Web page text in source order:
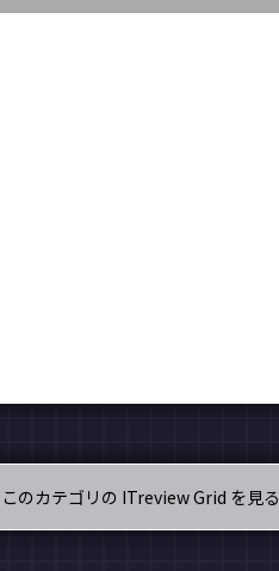
このカテゴリの ITreview Grid を見る